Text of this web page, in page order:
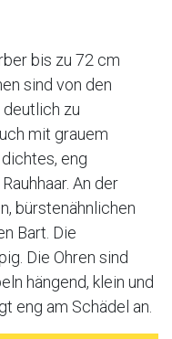
bis zu 72 cm
sind von den
zu
mit grauem
eng
An der
bürstenähnlichen
Bart. Die
Die Ohren sind
hängend, klein und
eng am Schädel an.